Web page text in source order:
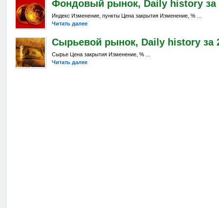
Фондовый рынок, Daily history за
Индекс Изменение, пункты Цена закрытия Изменение, % ...
Читать далее
Сырьевой рынок, Daily history за
Сырье Цена закрытия Изменение, % ...
Читать далее